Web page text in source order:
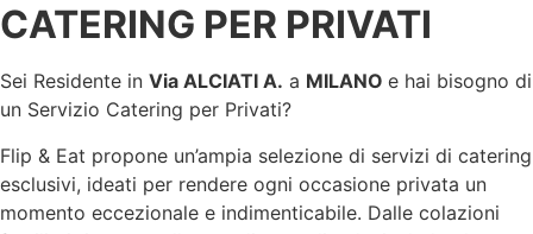
CATERING PER PRIVATI
Sei Residente in Via ALCIATI A. a MILANO e hai bisogno di
un Servizio Catering per Privati?
Flip & Eat propone un’ampia selezione di servizi di catering
esclusivi, ideati per rendere ogni occasione privata un
momento eccezionale e indimenticabile. Dalle colazioni